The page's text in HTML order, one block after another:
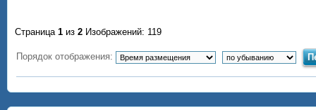
Страница 1 из 2 Изображений: 119
Порядок отображения: